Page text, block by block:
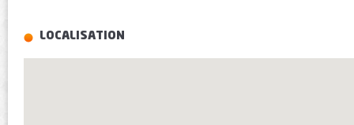
LOCALISATION